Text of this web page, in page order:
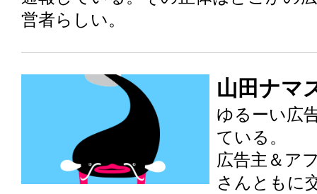
営者らしい。
山田ナマ
ゆるーい広
ている。
広告主＆ア
さんともに